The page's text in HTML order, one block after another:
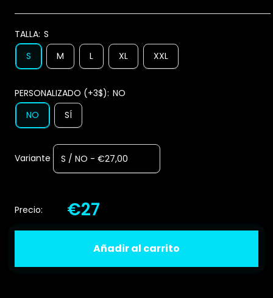
TALLA: S
S
M L XL XXL
PERSONALIZADO (+3$): NO
NO
SÍ
Variante
Precio: €27
Añadir al carrito